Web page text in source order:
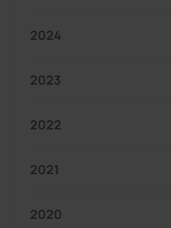
2024
2023
2022
2021
2020